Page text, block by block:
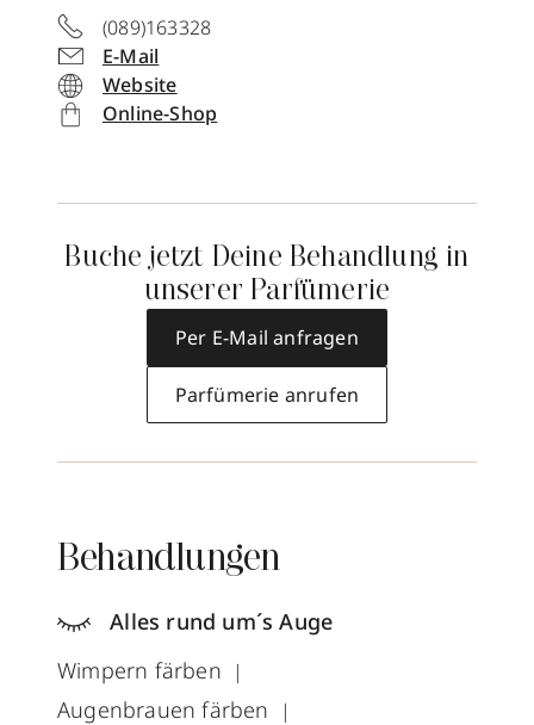
(089)163328
E-Mail
Website
Online-Shop
Buche jetzt Deine Behandlung in
unserer Parfümerie
Per E-Mail anfragen
Parfümerie anrufen
Behandlungen
Alles rund um´s Auge
Wimpern färben
Augenbrauen färben